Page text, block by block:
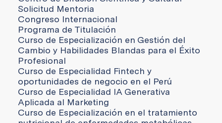
Solicitud Mentoria
Congreso Internacional
Programa de Titulación
Curso de Especialización en Gestión del
Cambio y Habilidades Blandas para el Éxito
Profesional
Curso de Especialidad Fintech y
oportunidades de negocio en el Perú
Curso de Especialidad IA Generativa
Aplicada al Marketing
Curso de Especialización en el tratamiento